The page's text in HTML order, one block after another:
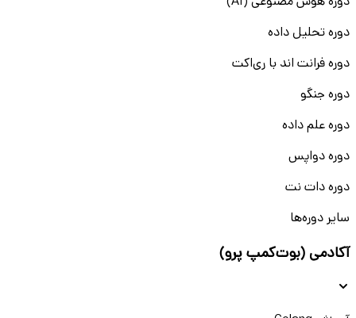
دوره تحلیل داده
دوره فرانت اند با ری‌اکت
دوره جنگو
دوره علم داده
دوره دواپس
دوره دات نت
سایر دوره‌ها
آکادمی (بوت‌کمپ پرو)